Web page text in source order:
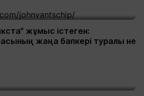
жұмыс істеген:
жаңа бапкері туралы не